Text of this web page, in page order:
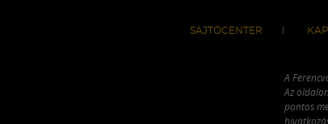
SAJTÓCENTER
A
Az
pontos